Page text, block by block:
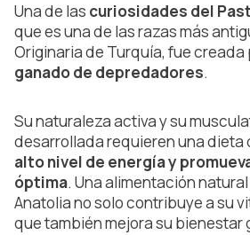
Una de las curiosidades del
que es una de las razas más
Originaria de Turquía, fue creada
ganado de depredadores.
Su naturaleza activa y su
desarrollada requieren una dieta
alto nivel de energía y
óptima. Una alimentación
Anatolia no solo contribuye a su
que también mejora su bienestar